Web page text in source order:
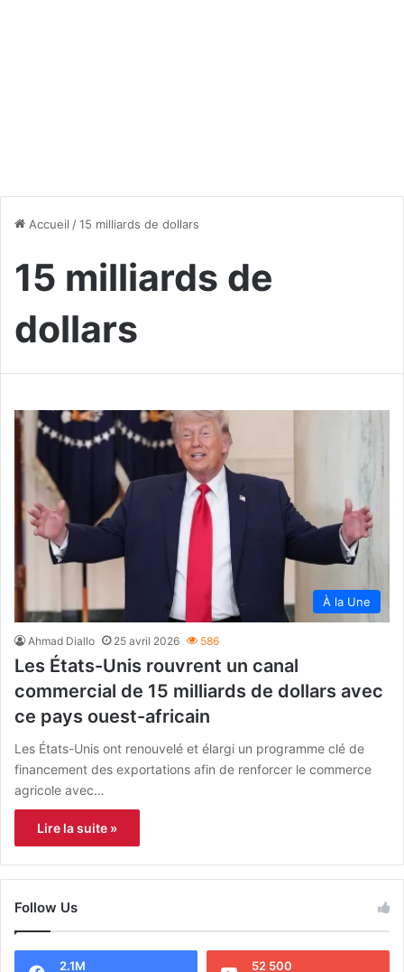
Accueil /15 milliards de dollars
15 milliards de
dollars
À la Une
Ahmad Diallo 25 avril 2026 586
Les États-Unis rouvrent un canal
commercial de 15 milliards de dollars avec
ce pays ouest-africain
Les États-Unis ont renouvelé et élargi un programme clé de
financement des exportations afin de renforcer le commerce
agricole avec…
Lire la suite »
Follow Us
2.1M 52 500